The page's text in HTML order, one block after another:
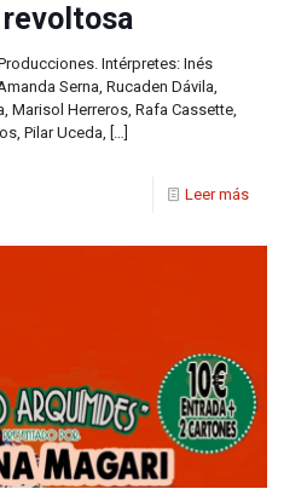
revoltosa
Intérpretes: Inés
Serna, Rucaden Dávila,
Marisol Herreros, Rafa Cassette,
Pilar Uceda, […]
Leer más